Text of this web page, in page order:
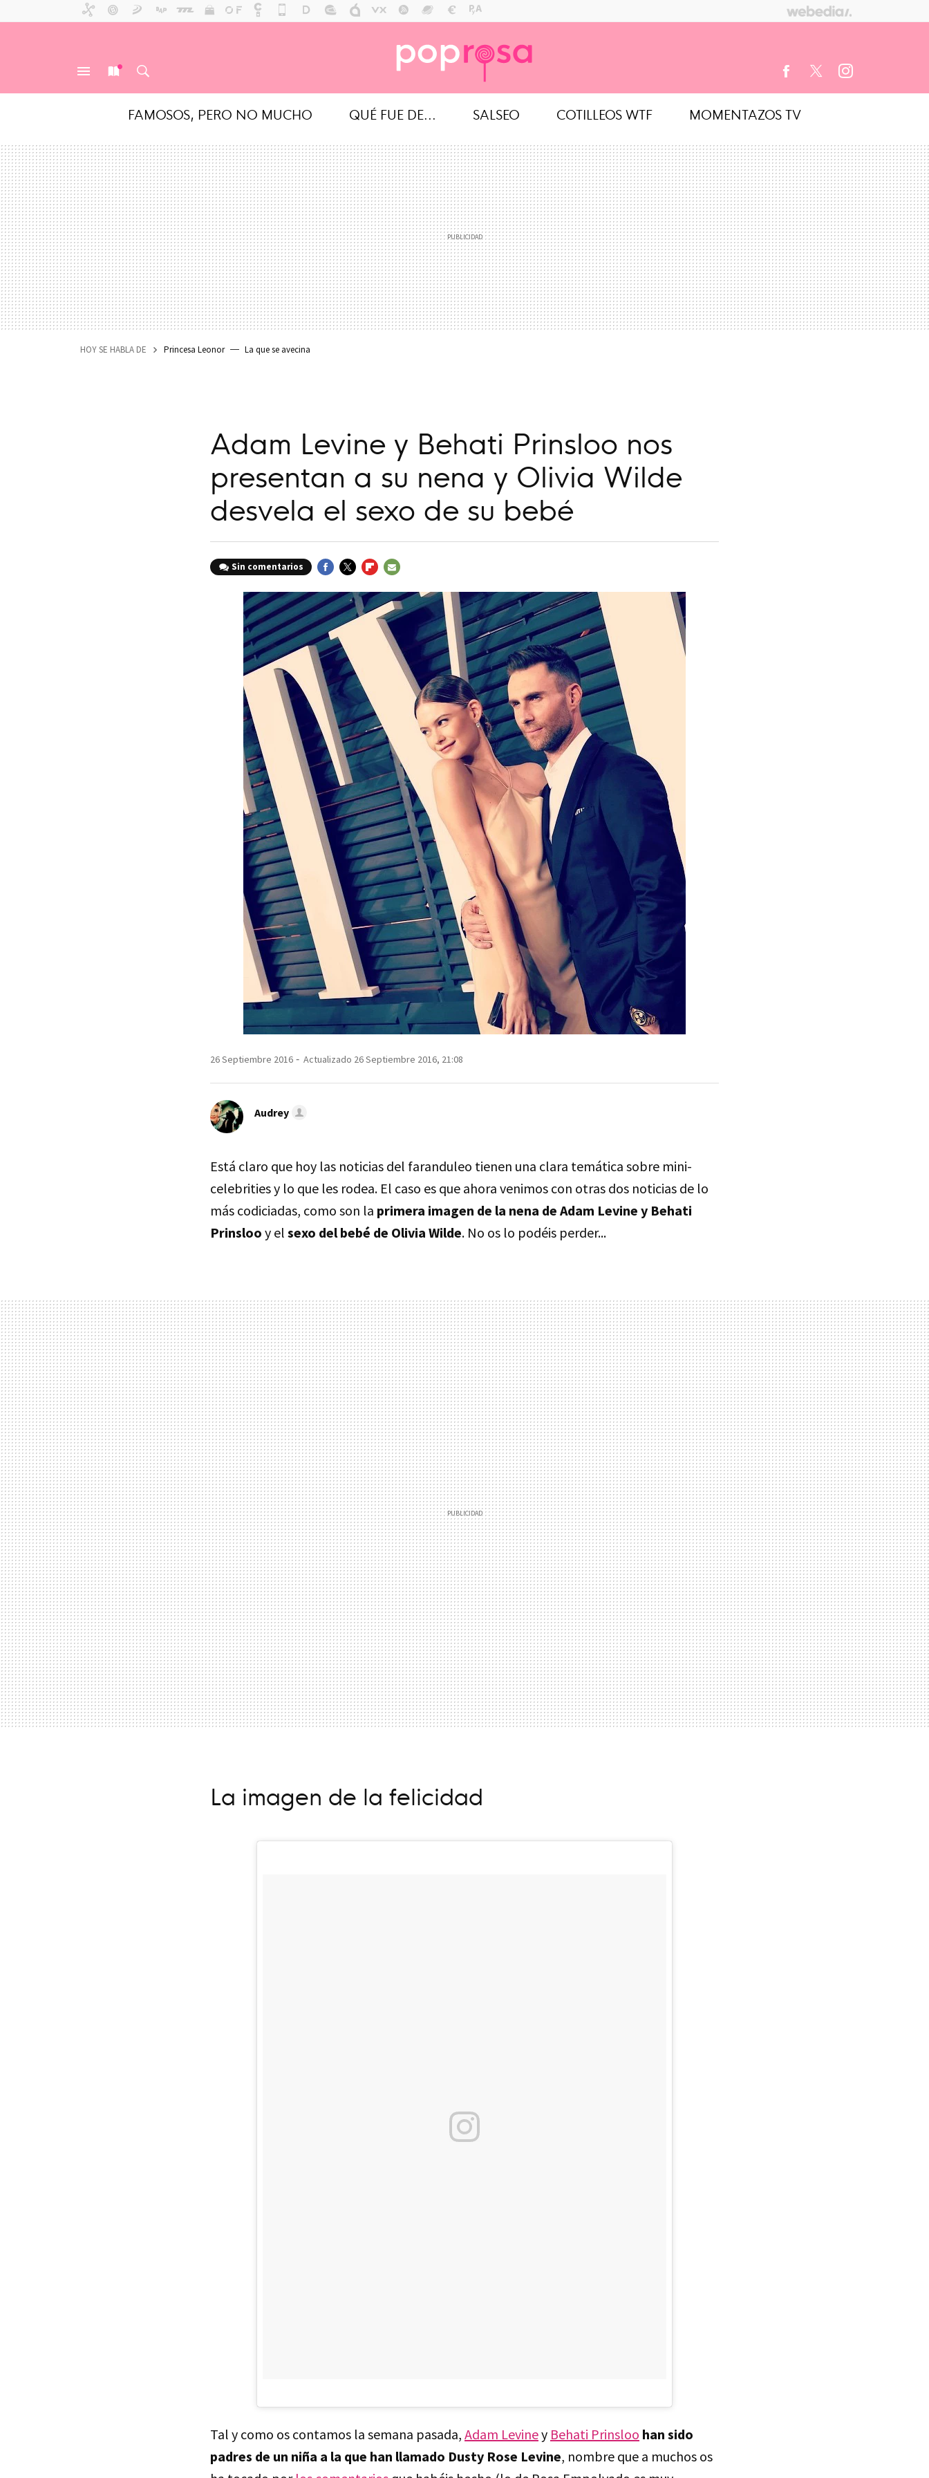
FAMOSOS, PERO NO MUCHO QUÉ FUE DE... SALSEO COTILLEOS WTF MOMENTAZOS TV
HOY SE HABLA DE Princesa Leonor La que se avecina
Adam Levine y Behati Prinsloo nos
presentan a su nena y Olivia Wilde
desvela el sexo de su bebé
Sin comentarios
MAIL
26 Septiembre 2016 Actualizado 26 Septiembre 2016, 21:08
Audrey
Está claro que hoy las noticias del faranduleo tienen una clara temática sobre mini-
celebrities y lo que les rodea. El caso es que ahora venimos con otras dos noticias de lo
más codiciadas, como son la primera imagen de la nena de Adam Levine y Behati
Prinsloo y el sexo del bebé de Olivia Wilde. No os lo podéis perder...
La imagen de la felicidad
Tal y como os contamos la semana pasada, Adam Leviney Behati Prinsloo han sido
padres de un niña a la que han llamado Dusty Rose Levine, nombre que a muchos os